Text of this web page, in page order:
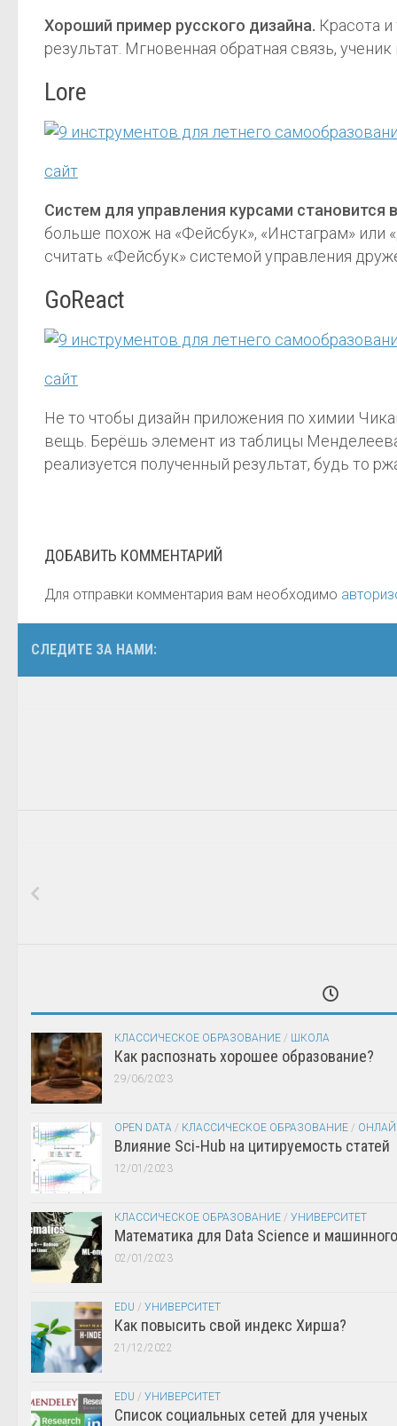
Хороший пример русского дизайна. Красота
результат. Мгновенная обратная связь,
Lore
сайт
Систем для управления курсами становится
больше похож на «Фейсбук», «Инстаграм»
считать «Фейсбук» системой управления
GoReact
сайт
Не то чтобы дизайн приложения по химии
вещь. Берёшь элемент из таблицы
реализуется полученный результат, будь то
ДОБАВИТЬ КОММЕНТАРИЙ
Для отправки комментария вам необходимо
СЛЕДИТЕ ЗА НАМИ:
КЛАССИЧЕСКОЕ ОБРАЗОВАНИЕ / ШКОЛА
Как распознать хорошее образование?
29/06/2023
OPEN DATA / КЛАССИЧЕСКОЕ ОБРАЗОВАНИЕ /
Влияние Sci-Hub на цитируемость статей
12/01/2023
КЛАССИЧЕСКОЕ ОБРАЗОВАНИЕ / УНИВЕРСИТЕТ
Математика для Data Science и
02/01/2023
EDU / УНИВЕРСИТЕТ
Как повысить свой индекс Хирша?
21/12/2022
EDU / УНИВЕРСИТЕТ
Список социальных сетей для ученых